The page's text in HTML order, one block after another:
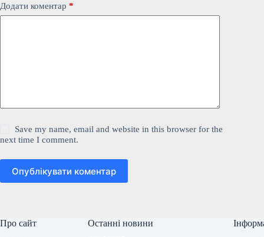
Додати коментар *
Save my name, email and website in this browser for the
next time I comment.
Опублікувати коментар
Про сайт Останні новини